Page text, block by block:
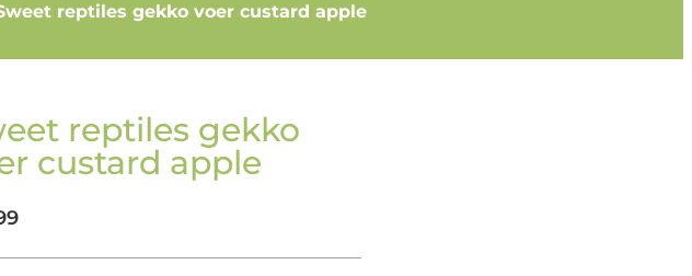
reptiles gekko voer custard apple
reptiles gekko
custard apple